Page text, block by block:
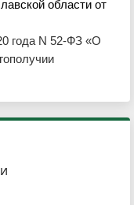
области от
года N 52-ФЗ «О